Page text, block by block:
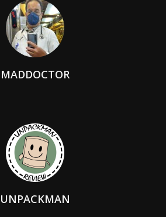
MADDOCTOR
UNPACKMAN